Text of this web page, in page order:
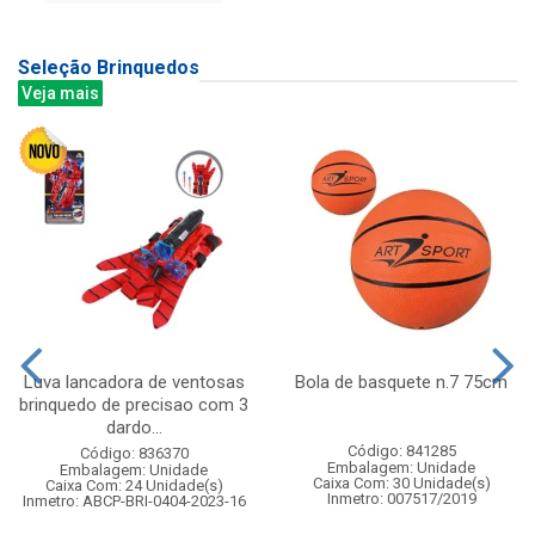
Seleção Brinquedos
Veja mais
Luva lancadora de ventosas
brinquedo de precisao com 3
dardo...
Código: 836370
Embalagem: Unidade
Caixa Com: 24 Unidade(s)
Inmetro: ABCP-BRI-0404-2023-16
Bola de basquete n.7 75cm
Código: 841285
Embalagem: Unidade
Caixa Com: 30 Unidade(s)
Inmetro: 007517/2019